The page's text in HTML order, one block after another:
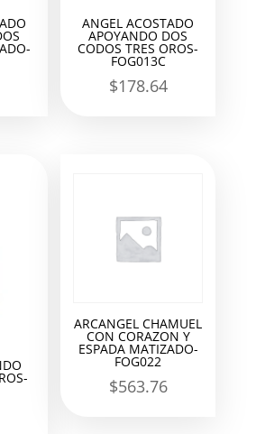
ANGEL ACOSTADO
APOYANDO DOS
CODOS TRES OROS-
FOG013C
$178.64
ARCANGEL CHAMUEL
CON CORAZON Y
ESPADA MATIZADO-
FOG022
$563.76